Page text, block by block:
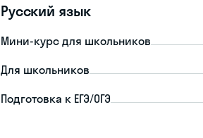
Русский язык
Мини-курс для школьников
Для школьников
Подготовка к ЕГЭ/ОГЭ